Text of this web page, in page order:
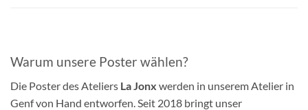
Warum unsere Poster wählen?
Die Poster des Ateliers La Jonx werden in unserem Atelier in
Genf von Hand entworfen. Seit 2018 bringt unser